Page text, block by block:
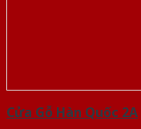
Cửa Gỗ Hàn Quốc 2A